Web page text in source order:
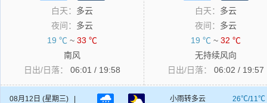
白天： 多云
夜间： 多云
19 ℃ ~ 33 ℃
南风
日出/日落：
06:01 / 19:58
白天： 多云
夜间： 多云
19 ℃ ~ 32 ℃
无持续风向
日出/日落：
06:02 / 19:57
08月12日 (星期三) | 小雨转多云 26℃/11℃